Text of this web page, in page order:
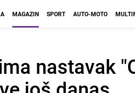
MAGAZIN SPORT AUTO-MOTO
nastavak